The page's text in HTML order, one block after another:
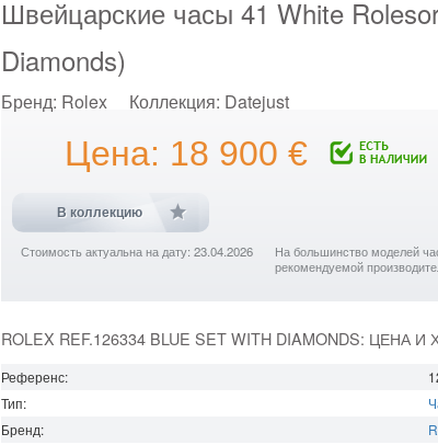
Швейцарские часы 41 White
Diamonds)
Бренд: Rolex Коллекция: Datejust
Цена: 18 900 €
В коллекцию
Стоимость актуальна на дату: 23.04.2026
На большинство моделей
рекомендуемой
ROLEX REF.126334 BLUE SET WITH DIAMONDS: ЦЕНА
Референс:
Тип:
Бренд: